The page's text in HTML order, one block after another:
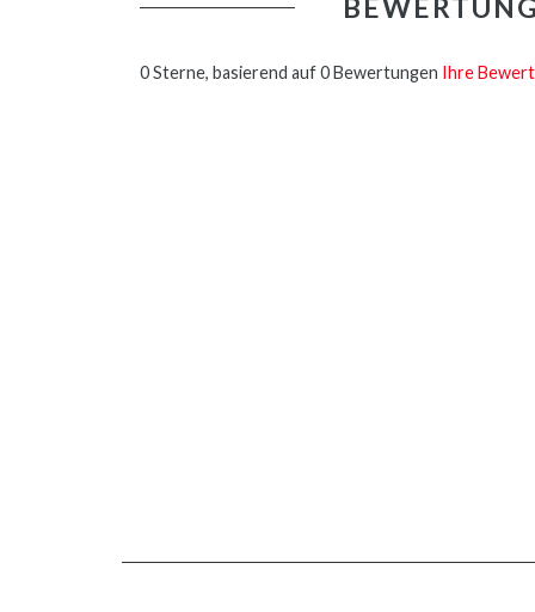
0 Sterne, basierend auf 0 Bewertungen Ihre